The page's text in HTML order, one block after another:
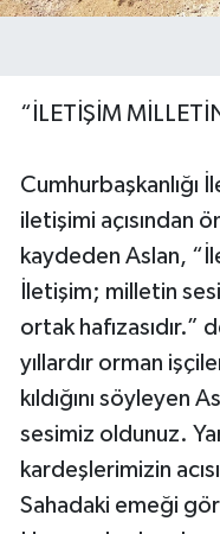
“İLETİŞİM
Cumhurbaşkanlığı
iletişimi açısından
kaydeden Aslan,
İletişim; milletin
ortak hafızasıdır.”
yıllardır orman
kıldığını söyleyen
sesimiz oldunuz.
kardeşlerimizin
Sahadaki emeği